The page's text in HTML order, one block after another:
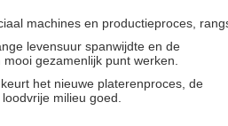
machines en productieproces,
levensuur spanwijdte en de
gezamenlijk punt werken.
het nieuwe platerenproces, de
milieu goed.